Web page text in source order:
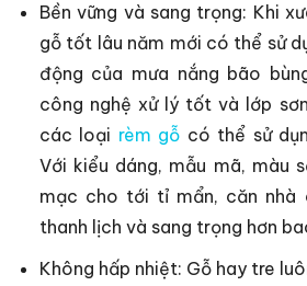
Bền vững và sang trọng: Khi
gỗ tốt lâu năm mới có thể sử
động của mưa nắng bão
công nghệ xử lý tốt và lớp
các loại rèm gỗ có thể sử
Với kiểu dáng, mẫu mã, màu
mạc cho tới tỉ mẩn, căn nhà
thanh lịch và sang trọng hơn
Không hấp nhiệt: Gỗ hay tre